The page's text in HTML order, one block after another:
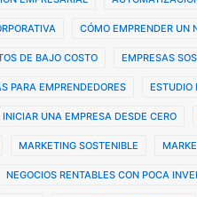
CÓMO EMPRENDER UN
DE BAJO COSTO EMPRESAS
PARA EMPRENDEDORES ESTUDIO
INICIAR UNA EMPRESA DESDE CERO
MARKETING SOSTENIBLE
NEGOCIOS RENTABLES CON POCA